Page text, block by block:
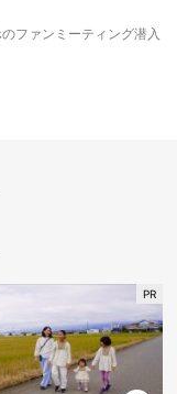
ファンミーティング潜入